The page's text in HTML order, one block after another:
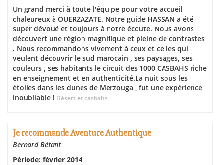
Un grand merci à toute l'équipe pour votre accueil
chaleureux à OUERZAZATE. Notre guide HASSAN a été
super dévoué et toujours à notre écoute. Nous avons
découvert une région magnifique et pleine de contrastes
. Nous recommandons vivement à ceux et celles qui
veulent découvrir le sud marocain , ses paysages, ses
couleurs , ses habitants le circuit des 1000 CASBAHS riche
en enseignement et en authenticité.La nuit sous les
étoiles dans les dunes de Merzouga , fut une expérience
inoubliable ! Désert et casbahs
Je recommande Aventure Authentique
Bernard Bétant
Période: février 2014